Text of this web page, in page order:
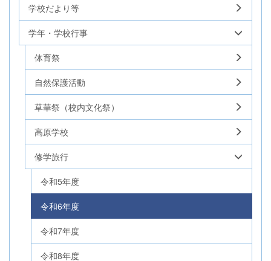
学校だより等
学年・学校行事
体育祭
自然保護活動
草華祭（校内文化祭）
高原学校
修学旅行
令和5年度
令和6年度
令和7年度
令和8年度